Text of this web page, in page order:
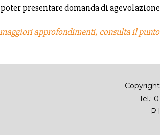
poter presentare domanda di
approfondimenti, consulta il
Copyright
Tel.: